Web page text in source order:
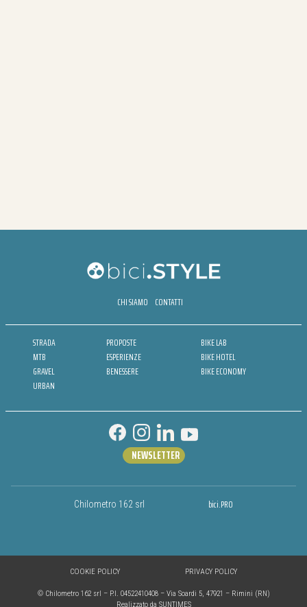
CHI SIAMO CONTATTI
STRADA
MTB
GRAVEL
URBAN
PROPOSTE
ESPERIENZE
BENESSERE
BIKE LAB
BIKE HOTEL
BIKE ECONOMY
Chilometro 162 srl bici.PRO
NEWSLETTER
© Chilometro 162 srl – P.I. 04522410408 – Via Soardi 5, 47921 – Rimini (RN)
Realizzato da SUNTIMES
COOKIE POLICY PRIVACY POLICY